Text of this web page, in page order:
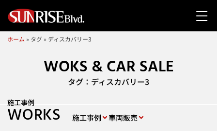
ホーム » タグ » ディスカバリー3
WOKS & CAR SALE
タグ：ディスカバリー3
施工事例 車両販売
施工事例
WORKS